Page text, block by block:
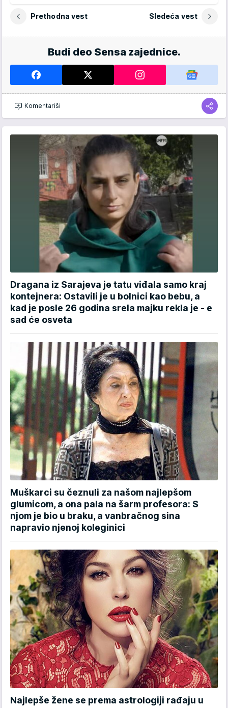
Prethodna vest Sledeća vest
Budi deo Sensa zajednice.
Komentariši
Dragana iz Sarajeva je tatu viđala samo kraj
kontejnera: Ostavili je u bolnici kao bebu, a
kad je posle 26 godina srela majku rekla je - e
sad će osveta
Muškarci su čeznuli za našom najlepšom
glumicom, a ona pala na šarm profesora: S
njom je bio u braku, a vanbračnog sina
napravio njenoj koleginici
Najlepše žene se prema astrologiji rađaju u